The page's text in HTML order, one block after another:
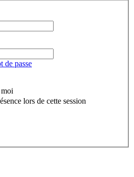
de passe
lors de cette session